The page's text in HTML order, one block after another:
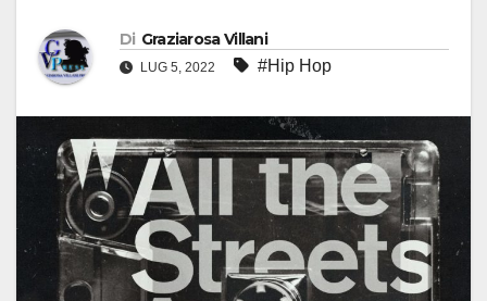
Di Graziarosa Villani
LUG 5, 2022 #Hip Hop